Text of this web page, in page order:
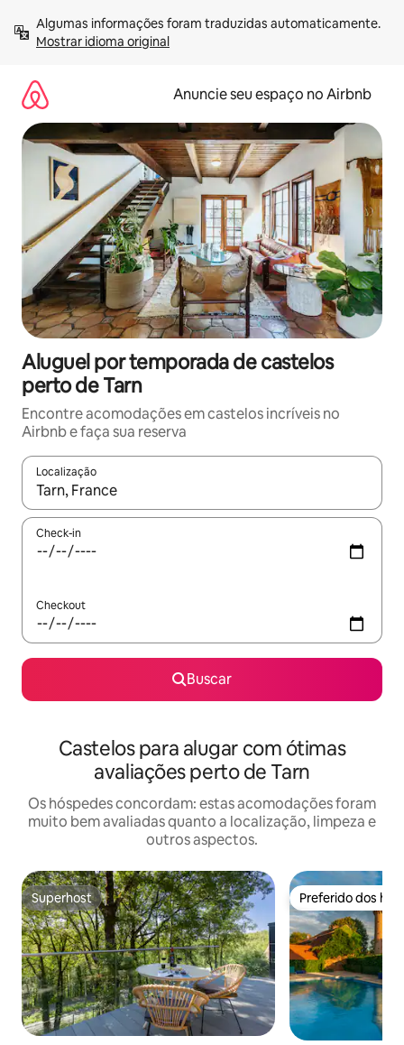
para
Mostrar idioma original
Anuncie seu espaço no Airbnb
Aluguel por temporada de castelos
perto de Tarn
Encontre acomodações em castelos incríveis no
Airbnb e faça sua reserva
Localização
Quando os resultados estiverem disponíveis, explore-os
Check-in
Checkout
Buscar
Castelos para alugar com ótimas
avaliações perto de Tarn
Os hóspedes concordam: estas acomodações foram
muito bem avaliadas quanto a localização, limpeza e
outros aspectos.
Superhost
Superhost Preferido dos
Preferido dos